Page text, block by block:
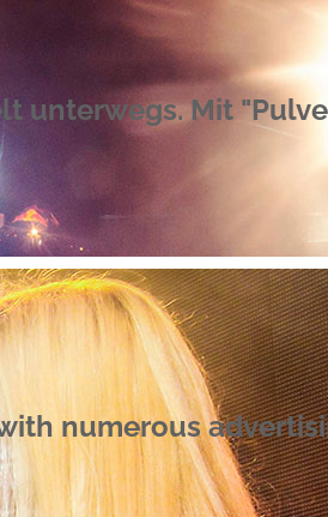
unterwegs. Mit
numerous